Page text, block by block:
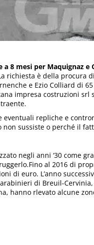
a 8 mesi per Maquignaz e
richiesta è della procura
e Ezio Colliard di
impresa costruzioni
eventuali repliche e
sussiste o perché il
negli anni ‘30 come
al 2016 di
di euro. L’anno
di Breuil-
hanno rlevato alcune